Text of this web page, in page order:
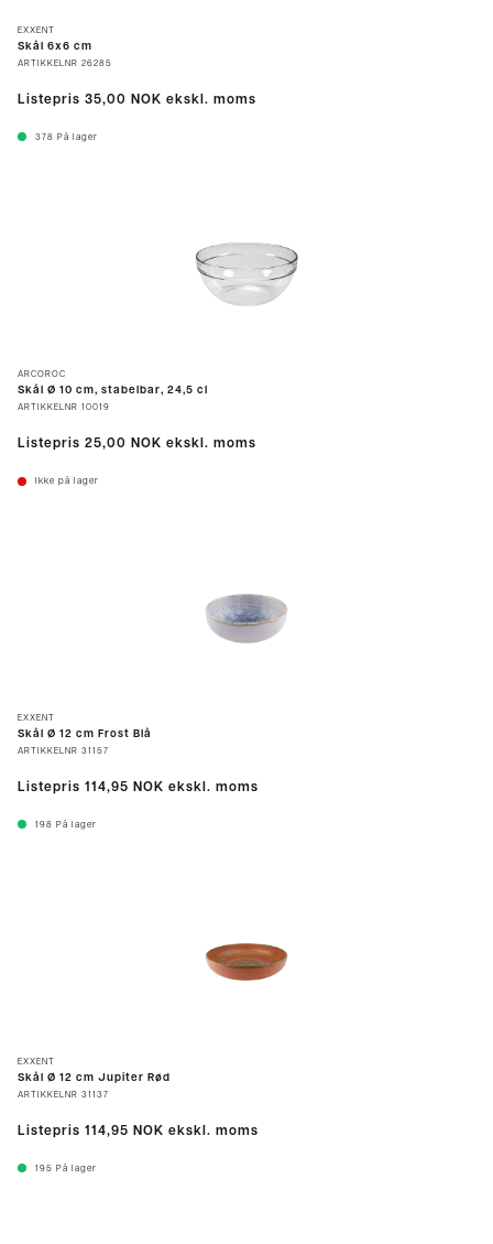
EXXENT
Skål 6x6 cm
ARTIKKELNR 26285
Listepris 35,00 NOK ekskl. moms
378 På lager
ARCOROC
Skål Ø 10 cm, stabelbar, 24,5 cl
ARTIKKELNR 10019
Listepris 25,00 NOK ekskl. moms
Ikke på lager
EXXENT
Skål Ø 12 cm Frost Blå
ARTIKKELNR 31157
Listepris 114,95 NOK ekskl. moms
198 På lager
EXXENT
Skål Ø 12 cm Jupiter Rød
ARTIKKELNR 31137
Listepris 114,95 NOK ekskl. moms
195 På lager